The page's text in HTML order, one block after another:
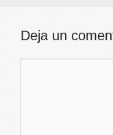
Deja un